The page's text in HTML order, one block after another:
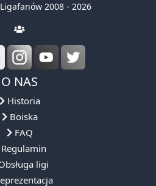
2008 - 2026
O NAS
Historia
Boiska
FAQ
ligi